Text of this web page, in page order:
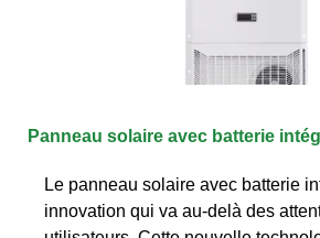
Panneau solaire avec batterie
Le panneau solaire avec batterie
innovation qui va au-delà des